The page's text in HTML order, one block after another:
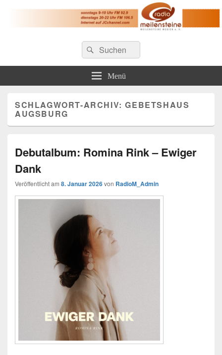
Radio Meilensteine
Christliches Radio im Großraum Nürnberg
Suche
nach:
Suchen
Menü
SCHLAGWORT-ARCHIV:GEBETSHAUS
AUGSBURG
Debutalbum: Romina Rink – Ewiger
Dank
Veröffentlicht am 8. Januar 2026von RadioM_Admin